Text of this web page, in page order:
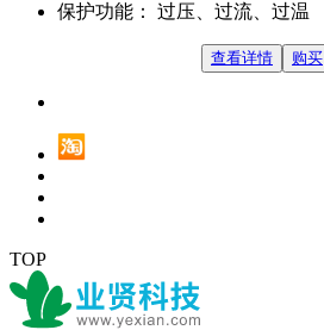
保护功能：
过压、过流、过温
查看详情 购买
TOP